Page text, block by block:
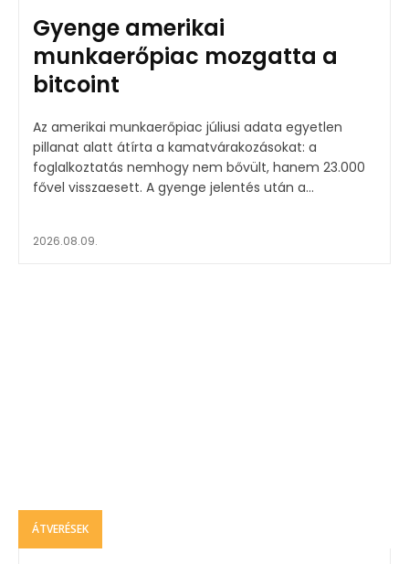
Gyenge amerikai
munkaerőpiac mozgatta a
bitcoint
Az amerikai munkaerőpiac júliusi adata egyetlen
pillanat alatt átírta a kamatvárakozásokat: a
foglalkoztatás nemhogy nem bővült, hanem 23.000
fővel visszaesett. A gyenge jelentés után a...
2026.08.09.
ÁTVERÉSEK